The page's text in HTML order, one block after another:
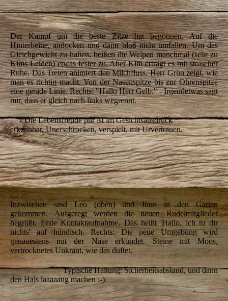
IMG_5770
IMG_5775
Der Kampf um die beste Zitze hat begonnen. Auf die
Hinterbeine, andocken und dann bloß nicht umfallen. Um das
Gleichgewicht zu halten, beißen die Welpen manchmal (sehr zu
Kims Leiden) etwas fester zu. Aber Kim erträgt es mit stoischer
Ruhe. Das Treten animiert den Milchfluss. Herr Grün zeigt, wie
man es richtig macht.Von der Nasenspitze bis zur Ohrenspitze
eine gerade Linie.Rechts:"Hallo Herr Gelb." - Irgendetwas sagt
mir, dass er gleich nach links wegrennt.
Die Lebensfreude pur ist im Gesichtsausdruck
erkennbar. Unerschrocken, verspielt, mit Urvertrauen.
IMG_5789
IMG_5793
IMG_5794
Inzwischen sind Leo (oben) und Juno in den Garten
gekommen. Aufgeregt werden die neuen Rudelmitglieder
begrüßt.Erste Kontaktaufnahme. Das heißt 'Hallo, ich tu dir
nichts' auf hündisch. Rechts:Die neue Umgebung wird
genauestens mit der Nase erkundet. Steine mit Moos,
vertrocknetes Unkraut, wie das duftet.
Typische Haltung: Sicherheitsabstand, und dann
den Hals laaaaang machen :-).